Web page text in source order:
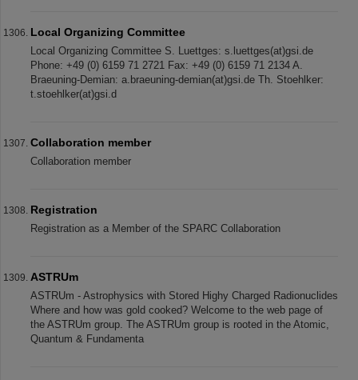
Local Organizing Committee
Local Organizing Committee S. Luettges: s.luettges(at)gsi.de
Phone: +49 (0) 6159 71 2721 Fax: +49 (0) 6159 71 2134 A.
Braeuning-Demian: a.braeuning-demian(at)gsi.de Th. Stoehlker:
t.stoehlker(at)gsi.d
Collaboration member
Collaboration member
Registration
Registration as a Member of the SPARC Collaboration
ASTRUm
ASTRUm - Astrophysics with Stored Highy Charged Radionuclides
Where and how was gold cooked? Welcome to the web page of
the ASTRUm group. The ASTRUm group is rooted in the Atomic,
Quantum & Fundamenta